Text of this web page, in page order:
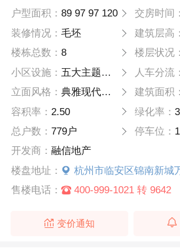
户型面积：89 97 97 120 交房时间：
装修情况：毛坯 建筑层高：
楼栋总数：8 楼层状况：
小区设施： 五大主题公园，塑胶跑道等 两大核心景观 人车分流：
立面风格：典雅现代风格 建筑面积：
容积率： 2.50 绿化率：
总户数：779户 停车位：
开发商：融信地产
楼盘地址：
杭州市临安区锦南新城万马路
售楼电话：
400-999-1021 转 9642
变价通知